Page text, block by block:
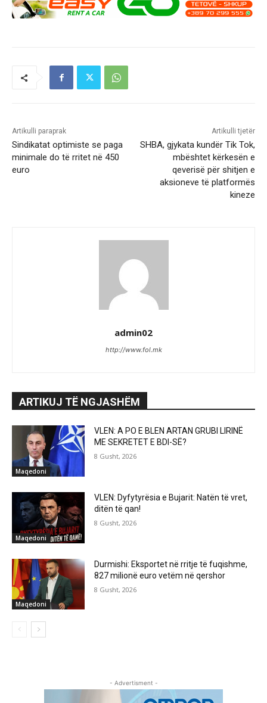
Artikulli paraprak
Sindikatat optimiste se paga
minimale do të rritet në 450
euro
Artikulli tjetër
SHBA, gjykata kundër Tik Tok,
mbështet kërkesën e
qeverisë për shitjen e
aksioneve të platformës
kineze
admin02
http://www.fol.mk
ARTIKUJ TË NGJASHËM
Maqedoni
VLEN: A PO E BLEN ARTAN GRUBI LIRINË
ME SEKRETET E BDI-SË?
8 Gusht, 2026
Maqedoni
VLEN: Dyfytyrësia e Bujarit: Natën të vret,
ditën të qan!
8 Gusht, 2026
Maqedoni
Durmishi: Eksportet në rritje të fuqishme,
827 milionë euro vetëm në qershor
8 Gusht, 2026
- Advertisment -